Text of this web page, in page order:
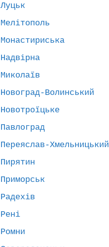
Луцьк
Мелітополь
Монастириська
Надвірна
Миколаїв
Новоград-Волинський
Новотроїцьке
Павлоград
Переяслав-Хмельницький
Пирятин
Приморськ
Радехів
Рені
Ромни